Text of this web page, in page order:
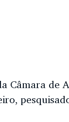
Câmara de